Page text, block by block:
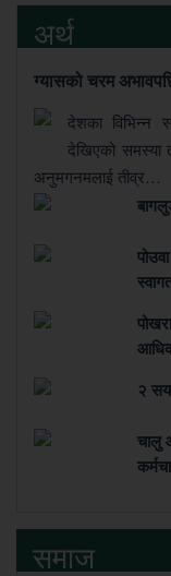
अर्थ
ग्यासको चरम
देशका विभिन्न
देखिएको समस्या
अनुमगनमलाई तीव्र…
२
चालु
समाज